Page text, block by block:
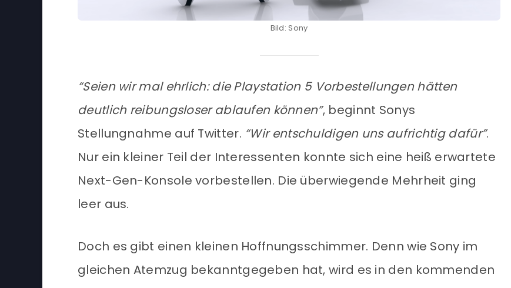
Bild: Sony
“Seien wir mal ehrlich: die Playstation 5 Vorbestellungen hätten
deutlich reibungsloser ablaufen können”, beginnt Sonys
Stellungnahme auf Twitter. “Wir entschuldigen uns aufrichtig dafür”.
Nur ein kleiner Teil der Interessenten konnte sich eine heiß erwartete
Next-Gen-Konsole vorbestellen. Die überwiegende Mehrheit ging
leer aus.
Doch es gibt einen kleinen Hoffnungsschimmer. Denn wie Sony im
gleichen Atemzug bekanntgegeben hat, wird es in den kommenden